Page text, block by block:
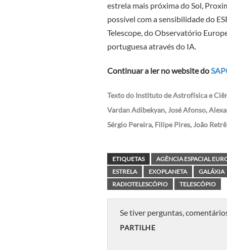
estrela mais próxima do Sol,
possível com a sensibilidade do
Telescope, do Observatório
portuguesa através do IA.
Continuar a ler no website do
Texto do Instituto de Astrofísica e
Vardan Adibekyan, José Afonso,
Sérgio Pereira, Filipe Pires, João
ETIQUETAS AGÊNCIA ESPACIAL
ESTRELA
EXOPLANETA GALÁXIA
RADIOTELESCÓPIO
TELESCÓPIO
Se tiver perguntas,
PARTILHE